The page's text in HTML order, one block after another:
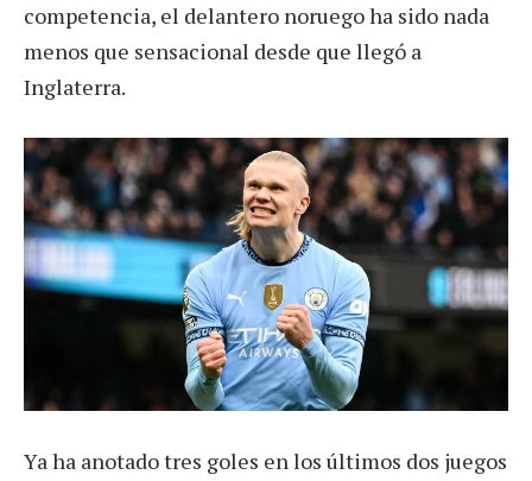
competencia, el delantero noruego ha sido nada
menos que sensacional desde que llegó a
Inglaterra.
Ya ha anotado tres goles en los últimos dos juegos